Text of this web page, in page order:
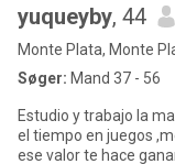
yuqueyby, 44
Monte Plata, Monte
Søger: Mand 37 - 56
Estudio y trabajo la
el tiempo en juegos
ese valor te hace